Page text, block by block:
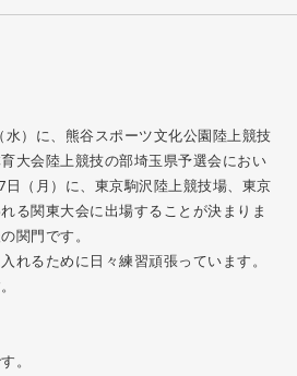
水）に、熊谷スポーツ文化公園陸上競技
大会陸上競技の部埼玉県予選会におい
（月）に、東京駒沢陸上競技場、東京
る関東大会に出場することが決まりま
関門です。
れるために日々練習頑張っています。
。